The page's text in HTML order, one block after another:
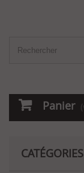
Panier
CATÉGORIES